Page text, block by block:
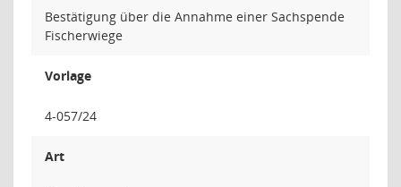
Bestätigung über die Annahme einer Sachspende
Fischerwiege
Vorlage
4-057/24
Art